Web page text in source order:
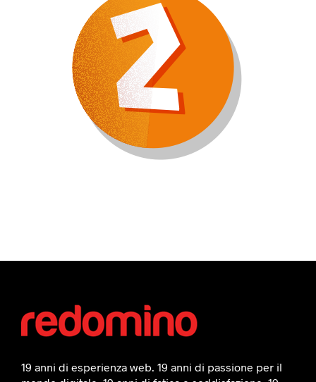
19 anni di esperienza web. 19 anni di passione per il